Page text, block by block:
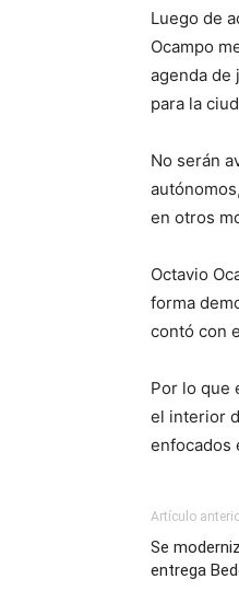
Luego de
Ocampo
agenda de
para la
No serán
en otros
Octavio
forma
contó con
Por lo que
el interior
enfocados
Artículo
Se
entrega